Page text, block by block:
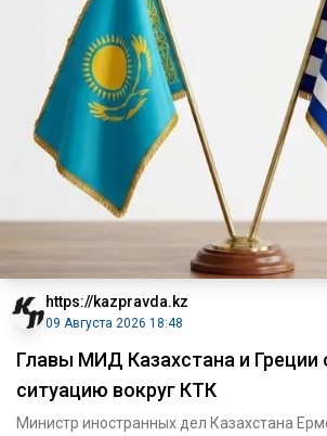
https://kazpravda.kz
09 Августа 2026 18:48
Главы МИД Казахстана и Греции
ситуацию вокруг КТК
Министр иностранных дел Казахстана